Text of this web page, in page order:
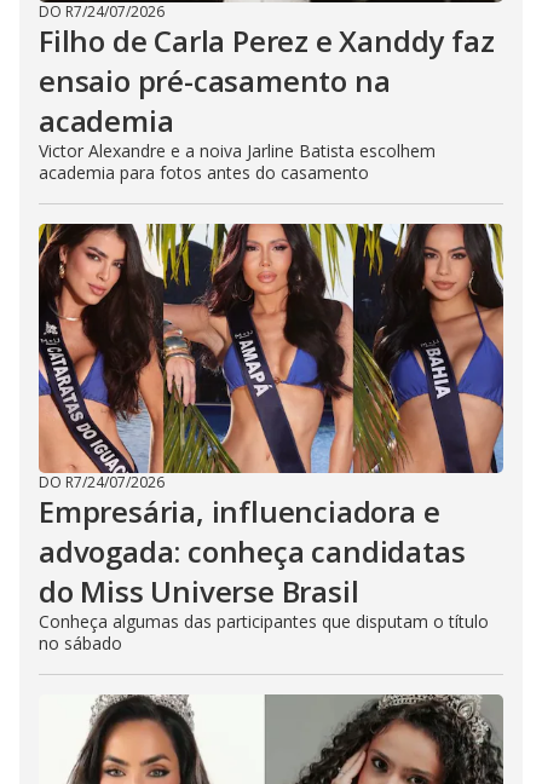
DO R7/24/07/2026
Filho de Carla Perez e Xanddy faz
ensaio pré-casamento na
academia
Victor Alexandre e a noiva Jarline Batista escolhem
academia para fotos antes do casamento
DO R7/24/07/2026
Empresária, influenciadora e
advogada: conheça candidatas
do Miss Universe Brasil
Conheça algumas das participantes que disputam o título
no sábado